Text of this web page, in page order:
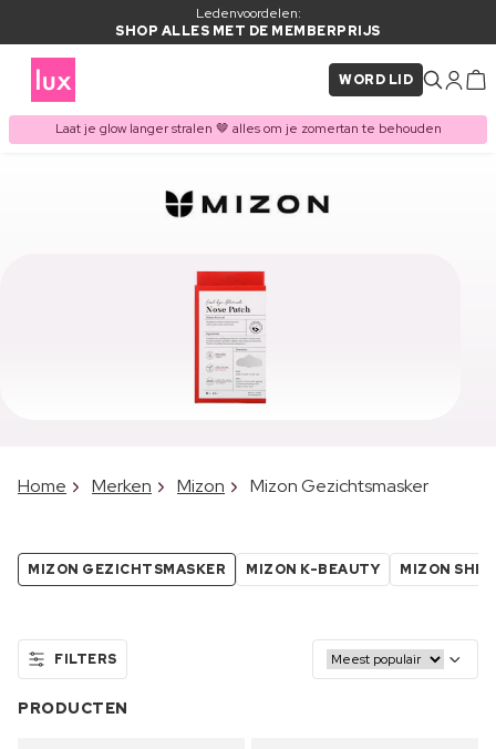
Ledenvoordelen:
SHOP ALLES MET DE MEMBERPRIJS
WORD LID
Laat je glow langer stralen 🤎 alles om je zomertan te behouden
Home Merken Mizon Mizon Gezichtsmasker
MIZON GEZICHTSMASKER MIZON K-BEAUTY MIZON
FILTERS
PRODUCTEN